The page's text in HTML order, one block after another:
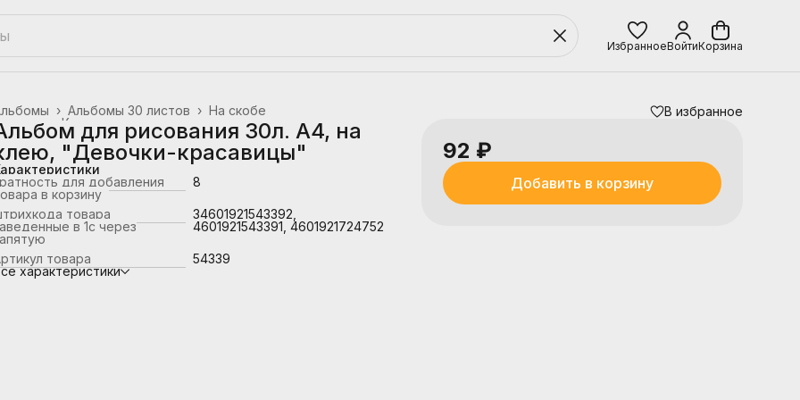
ИзбранноеВойтиКорзина
На скобе
Альбомы 30 листов ›
›
Канцтовары, школьные принадлежности
для рисования 30л. А4, на
"Девочки-красавицы"
для добавления
в корзину
8
товара
в 1с через
34601921543392,
4601921543391, 4601921724752
товара
54339
характеристики
В избранное
92 ₽
Добавить в корзину